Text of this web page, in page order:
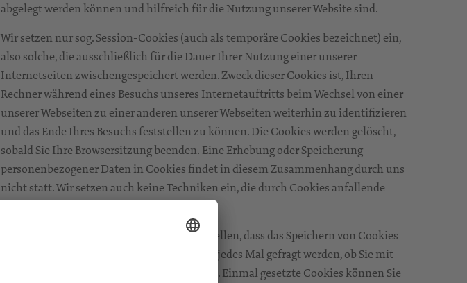
abgelegt werden können und hilfreich für die Nutzung unserer Website sind.
Wir setzen nur sog. Session-Cookies (auch als temporäre Cookies bezeichnet) ein,
also solche, die ausschließlich für die Dauer Ihrer Nutzung einer unserer
Internetseiten zwischengespeichert werden. Zweck dieser Cookies ist, Ihren
Rechner während eines Besuchs unseres Internetauftritts beim Wechsel von einer
unserer Webseiten zu einer anderen unserer Webseiten weiterhin zu identifizieren
und das Ende Ihres Besuchs feststellen zu können. Die Cookies werden gelöscht,
sobald Sie Ihre Browsersitzung beenden. Eine Erhebung oder Speicherung
personenbezogener Daten in Cookies findet in diesem Zusammenhang durch uns
nicht statt. Wir setzen auch keine Techniken ein, die durch Cookies anfallende
Informationen mit Nutzerdaten verbinden.
Sie können Ihren Internet-Browser so einstellen, dass das Speichern von Cookies
auf Ihrer Festplatte verhindert wird bzw. Sie jedes Mal gefragt werden, ob Sie mit
dem Setzen von Cookies einverstanden sind. Einmal gesetzte Cookies können Sie